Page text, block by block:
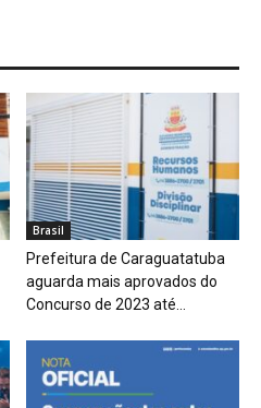
Brasil
Prefeitura de Caraguatatuba
aguarda mais aprovados do
Concurso de 2023 até...